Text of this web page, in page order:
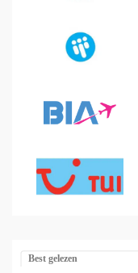
Best gelezen